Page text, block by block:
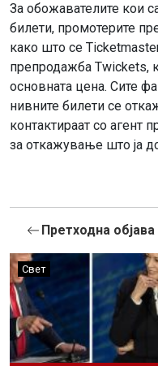
За обожавателите кои
билети, промотерите
како што се
препродажба Twickets,
основната цена. Сите
нивните билети се
контактираат со агент
за откажување што ја
Претходна објава
Свет